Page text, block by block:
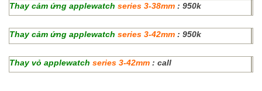
Thay cảm ứng applewatch series 3-38mm : 950k
Thay cảm ứng applewatch series 3-42mm : 950k
Thay vỏ applewatch series 3-42mm : call